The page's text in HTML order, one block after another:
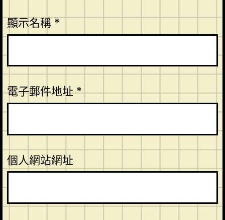
顯示名稱*
電子郵件地址*
個人網站網址